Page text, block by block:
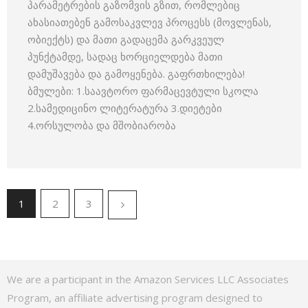
პარამეტრების გაზომვის გზით, რომლებიც
ახასიათებენ გამოსაკვლევ პროცესს (მოვლენას,
ობიექტს) და მათი გადაცემა გარკვეულ
პუნქტამდე, სადაც ხორციელდება მათი
დამუშავება და გამოყენება. გაფრთხილება!
ბმულები: 1.საავტორო ფარმაცევტული სკოლა
2.სამედიცინო ლიტერატურა 3.დიეტები
4.ორსულობა და მშობიარობა
1 2 3
We are a participant in the Amazon Services LLC Associates
Program, an affiliate advertising program designed to